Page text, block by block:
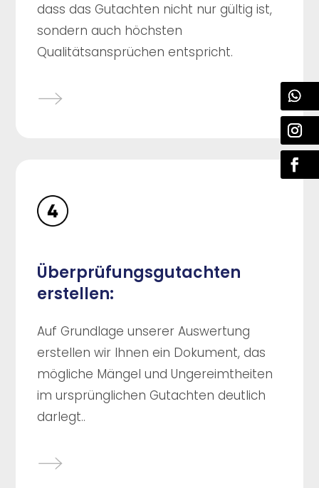
dass das Gutachten nicht nur gültig ist,
sondern auch höchsten
Qualitätsansprüchen entspricht.
Überprüfungsgutachten
erstellen:
Auf Grundlage unserer Auswertung
erstellen wir Ihnen ein Dokument, das
mögliche Mängel und Ungereimtheiten
im ursprünglichen Gutachten deutlich
darlegt..